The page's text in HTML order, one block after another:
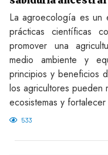
La agroecología es un
prácticas científicas
promover una
medio ambiente y
principios y beneficios
los agricultores pueden
ecosistemas y
533